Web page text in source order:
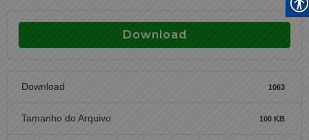
Download
Download 1063
Tamanho do Arquivo 100 KB